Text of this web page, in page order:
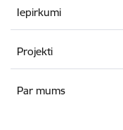
Iepirkumi
Projekti
Par mums